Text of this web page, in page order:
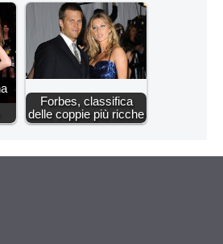
Forbes, classifica
delle coppie più ricche